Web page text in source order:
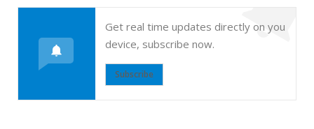
Get real time updates directly on you
device, subscribe now.
Subscribe